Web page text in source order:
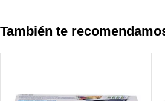
También te